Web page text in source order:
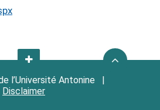
l’Université Antonine |
Disclaimer